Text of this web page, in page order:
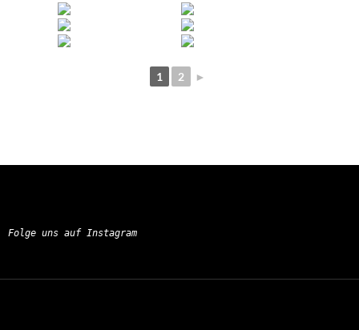
1 2 ►
Folge uns auf Instagram